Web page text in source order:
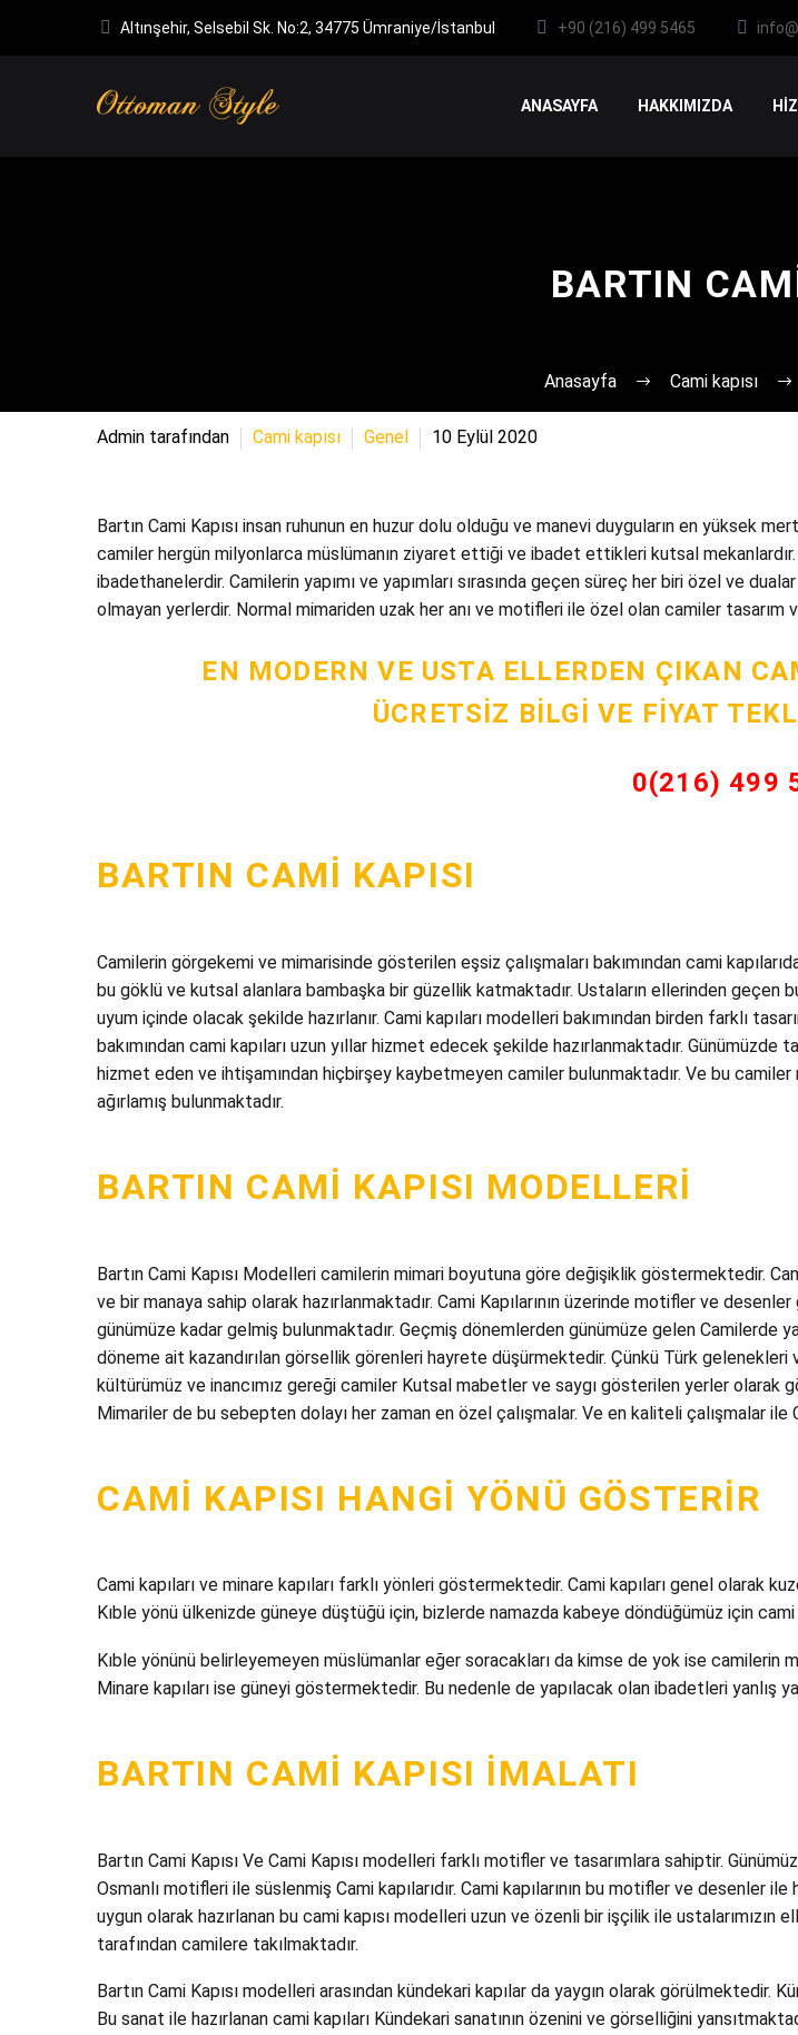
Altınşehir, Selsebil Sk. No:2, 34775 Ümraniye/İstanbul +90 (216) 499 5465
ANASAYFA HAKKIMIZDA
BARTIN
Anasayfa Cami kapısı
Admin tarafından Cami kapısı Genel 10 Eylül 2020
Bartın Cami Kapısı insan ruhunun en huzur dolu olduğu ve manevi duyguların en yüksek
camiler hergün milyonlarca müslümanın ziyaret ettiği ve ibadet ettikleri kutsal
ibadethanelerdir. Camilerin yapımı ve yapımları sırasında geçen süreç her biri özel ve
olmayan yerlerdir. Normal mimariden uzak her anı ve motifleri ile özel olan camiler tasarım
EN MODERN VE USTA ELLERDEN ÇIKAN
ÜCRETSIZ BILGI VE FIYAT
0(216) 499
BARTIN CAMI KAPISI
Camilerin görgekemi ve mimarisinde gösterilen eşsiz çalışmaları bakımından cami
bu göklü ve kutsal alanlara bambaşka bir güzellik katmaktadır. Ustaların ellerinden geçen
uyum içinde olacak şekilde hazırlanır. Cami kapıları modelleri bakımından birden farklı
bakımından cami kapıları uzun yıllar hizmet edecek şekilde hazırlanmaktadır. Günümüzde
hizmet eden ve ihtişamından hiçbirşey kaybetmeyen camiler bulunmaktadır. Ve bu camiler
ağırlamış bulunmaktadır.
BARTIN CAMI KAPISI MODELLERI
Bartın Cami Kapısı Modelleri camilerin mimari boyutuna göre değişiklik göstermektedir.
ve bir manaya sahip olarak hazırlanmaktadır. Cami Kapılarının üzerinde motifler ve
günümüze kadar gelmiş bulunmaktadır. Geçmiş dönemlerden günümüze gelen Camilerde
döneme ait kazandırılan görsellik görenleri hayrete düşürmektedir. Çünkü Türk
kültürümüz ve inancımız gereği camiler Kutsal mabetler ve saygı gösterilen yerler
Mimariler de bu sebepten dolayı her zaman en özel çalışmalar. Ve en kaliteli çalışmalar ile
CAMI KAPISI HANGI YÖNÜ GÖSTERIR
Cami kapıları ve minare kapıları farklı yönleri göstermektedir. Cami kapıları genel olarak
Kıble yönü ülkenizde güneye düştüğü için, bizlerde namazda kabeye döndüğümüz için
Kıble yönünü belirleyemeyen müslümanlar eğer soracakları da kimse de yok ise camilerin
Minare kapıları ise güneyi göstermektedir. Bu nedenle de yapılacak olan ibadetleri yanlış
BARTIN CAMI KAPISI İMALATI
Bartın Cami Kapısı Ve Cami Kapısı modelleri farklı motifler ve tasarımlara sahiptir.
Osmanlı motifleri ile süslenmiş Cami kapılarıdır. Cami kapılarının bu motifler ve desenler
uygun olarak hazırlanan bu cami kapısı modelleri uzun ve özenli bir işçilik ile ustalarımızın
tarafından camilere takılmaktadır.
Bartın Cami Kapısı modelleri arasından kündekari kapılar da yaygın olarak görülmektedir.
Bu sanat ile hazırlanan cami kapıları Kündekari sanatının özenini ve görselliğini